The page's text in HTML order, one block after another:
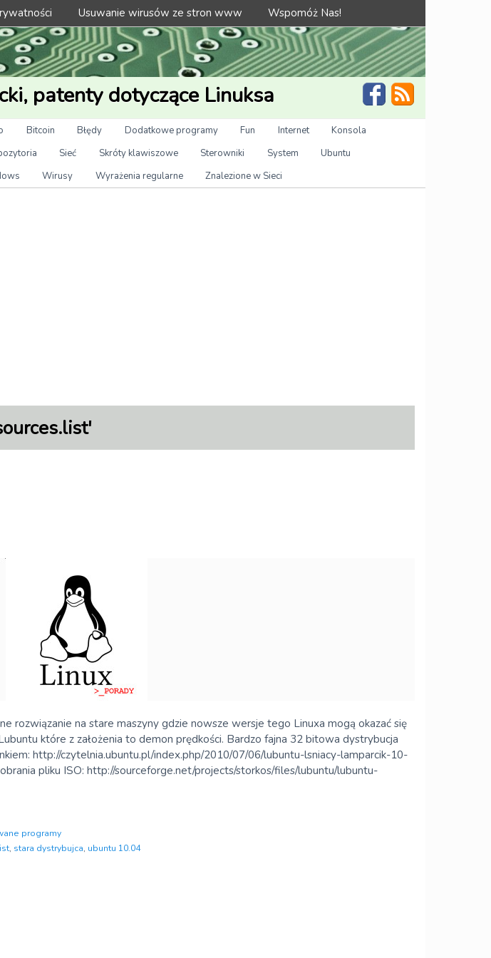
Usuwanie wirusów ze stron www Wspomóż Nas!
patenty dotyczące Linuksa
Bitcoin Błędy Dodatkowe programy Fun Internet
Konsola
Sieć Skróty klawiszowe Sterowniki System
Ubuntu
Wirusy Wyrażenia regularne Znalezione w Sieci
'
rozwiązanie na stare maszyny gdzie nowsze wersje tego Linuxa mogą okazać się
które z założenia to demon prędkości. Bardzo fajna 32 bitowa dystrybucja
http://czytelnia.ubuntu.pl/index.php/2010/07/06/lubuntu-lsniacy-lamparcik-10-
pliku ISO: http://sourceforge.net/projects/storkos/files/lubuntu/lubuntu-
programy
, stara dystrybujca, ubuntu 10.04